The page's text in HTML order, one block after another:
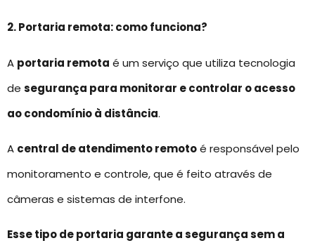
2. Portaria remota: como funciona?
A portaria remota é um serviço que utiliza tecnologia
de segurança para monitorar e controlar o acesso
ao condomínio à distância.
A central de atendimento remotoé responsável pelo
monitoramento e controle, que é feito através de
câmeras e sistemas de interfone.
Esse tipo de portaria garante a segurança sem a